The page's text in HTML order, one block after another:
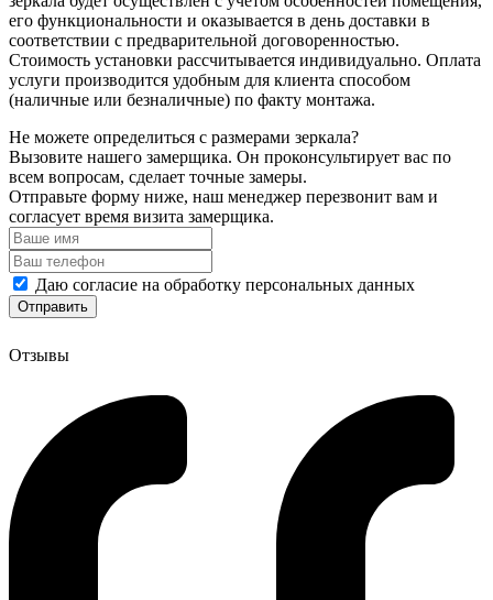
его функциональности и оказывается в день доставки в
соответствии с предварительной договоренностью.
Стоимость установки рассчитывается индивидуально. Оплата
услуги производится удобным для клиента способом
(наличные или безналичные) по факту монтажа.
Не можете определиться с размерами зеркала?
Вызовите нашего замерщика. Он проконсультирует вас по
всем вопросам, сделает точные замеры.
Отправьте форму ниже, наш менеджер перезвонит вам и
согласует время визита замерщика.
Даю согласие на обработку персональных данных
Отзывы